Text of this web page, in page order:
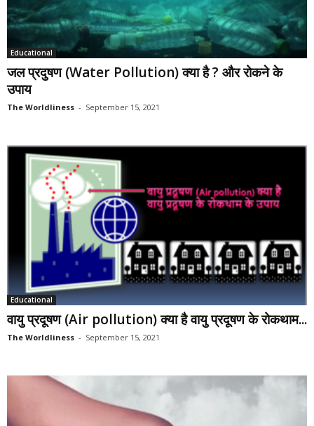
Educational
जल प्रदुषण (Water Pollution) क्या है ? और रोकने के
उपाय
The Worldliness - September 15, 2021
Educational
वायु प्रदूषण (Air pollution) क्या है वायु प्रदूषण के रोकथाम...
The Worldliness - September 15, 2021